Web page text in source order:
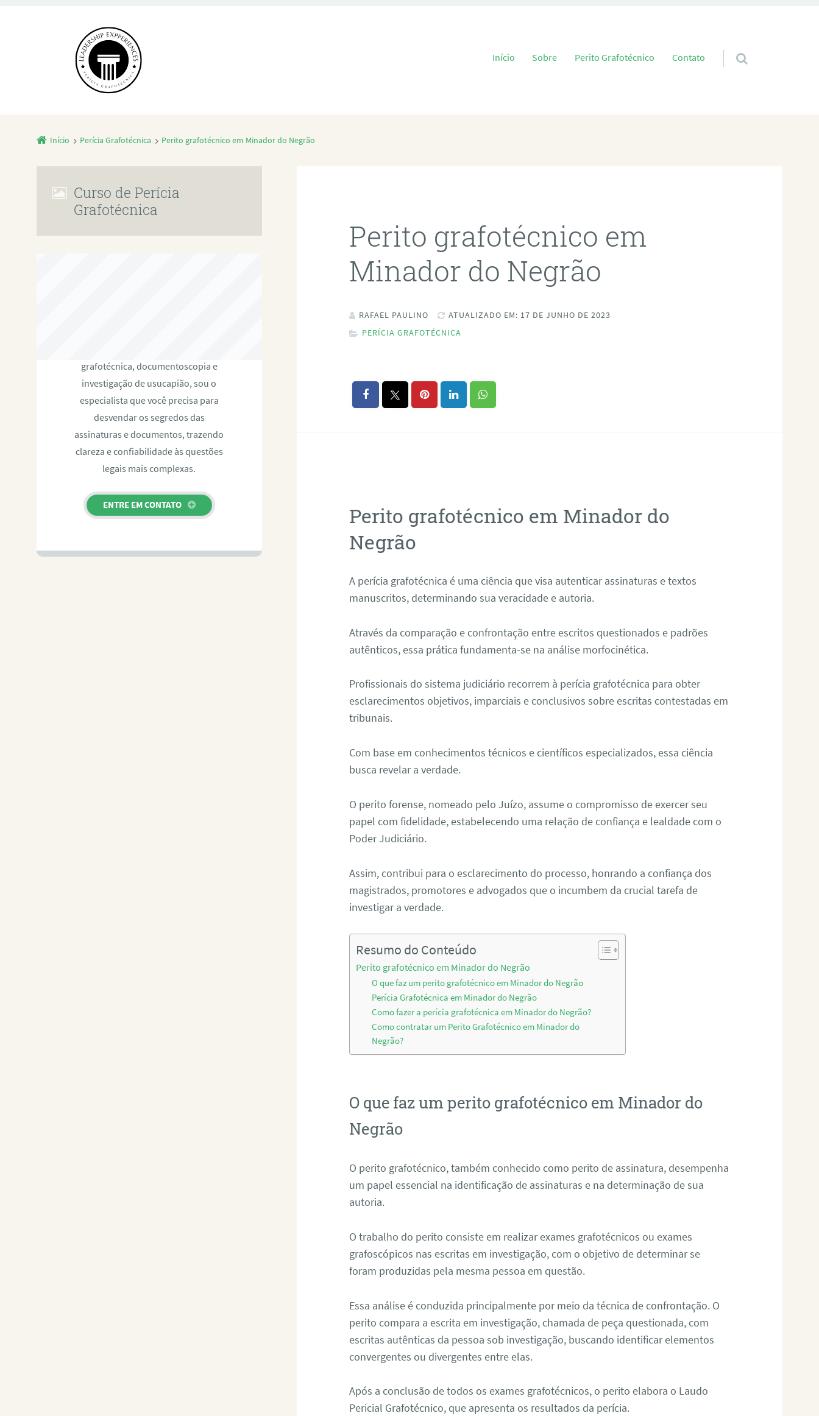
Pular para o conteúdo
Início Sobre Perito Grafotécnico Contato
Início Perícia Grafotécnica Perito grafotécnico em Minador do Negrão
Perito grafotécnico em
Minador do Negrão
RAFAEL PAULINO
ATUALIZADO EM: 17 DE JUNHO DE 2023
PERÍCIA GRAFOTÉCNICA
Perito grafotécnico em Minador do
Negrão
A perícia grafotécnica é uma ciência que visa autenticar assinaturas e textos
manuscritos, determinando sua veracidade e autoria.
Através da comparação e confrontação entre escritos questionados e padrões
autênticos, essa prática fundamenta-se na análise morfocinética.
Profissionais do sistema judiciário recorrem à perícia grafotécnica para obter
esclarecimentos objetivos, imparciais e conclusivos sobre escritas contestadas em
tribunais.
Com base em conhecimentos técnicos e científicos especializados, essa ciência
busca revelar a verdade.
O perito forense, nomeado pelo Juízo, assume o compromisso de exercer seu
papel com fidelidade, estabelecendo uma relação de confiança e lealdade com o
Poder Judiciário.
Assim, contribui para o esclarecimento do processo, honrando a confiança dos
magistrados, promotores e advogados que o incumbem da crucial tarefa de
investigar a verdade.
Resumo do Conteúdo
Perito grafotécnico em Minador do Negrão
O que faz um perito grafotécnico em Minador do Negrão
Perícia Grafotécnica em Minador do Negrão
Como fazer a perícia grafotécnica em Minador do Negrão?
Como contratar um Perito Grafotécnico em Minador do
Negrão?
O que faz um perito grafotécnico em Minador do
Negrão
O perito grafotécnico, também conhecido como perito de assinatura, desempenha
um papel essencial na identificação de assinaturas e na determinação de sua
autoria.
O trabalho do perito consiste em realizar exames grafotécnicos ou exames
grafoscópicos nas escritas em investigação, com o objetivo de determinar se
foram produzidas pela mesma pessoa em questão.
Essa análise é conduzida principalmente por meio da técnica de confrontação. O
perito compara a escrita em investigação, chamada de peça questionada, com
escritas autênticas da pessoa sob investigação, buscando identificar elementos
convergentes ou divergentes entre elas.
Após a conclusão de todos os exames grafotécnicos, o perito elabora o Laudo
Pericial Grafotécnico, que apresenta os resultados da perícia.
Curso de Perícia
Grafotécnica
grafotécnica, documentoscopia e
investigação de usucapião, sou o
especialista que você precisa para
desvendar os segredos das
assinaturas e documentos, trazendo
clareza e confiabilidade às questões
legais mais complexas.
ENTRE EM CONTATO